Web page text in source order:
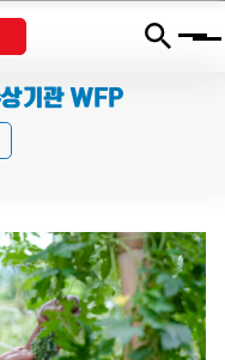
Menu
기관 WFP